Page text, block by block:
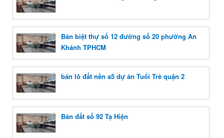
Bán biệt thự số 12 đường số 20 phường An
Khánh TPHCM
bán lô đất nền a5 dự án Tuổi Trẻ quận 2
Bán đất số 92 Tạ Hiện